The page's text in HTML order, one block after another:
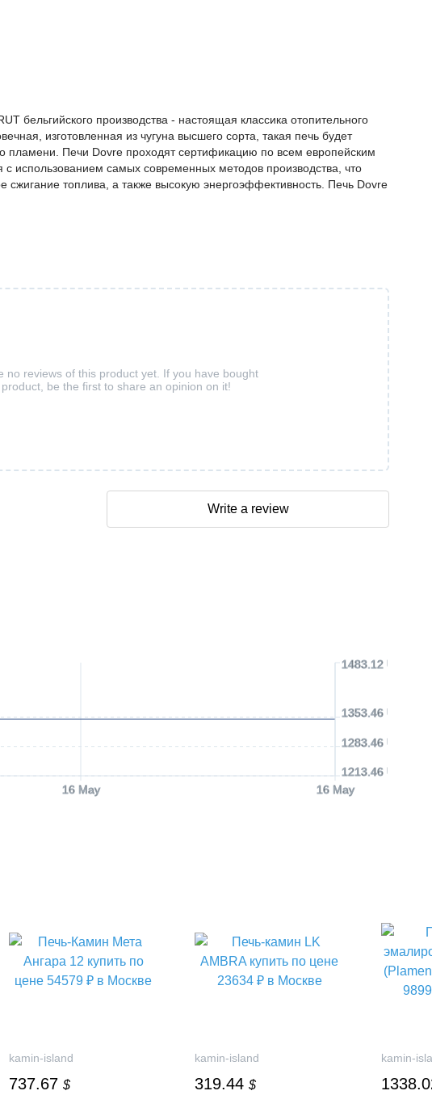
16 May 16 May
1213.46 USD
1283.46 USD
1353.46 USD
1483.12 USD
бельгийского производства - настоящая классика отопительного
изготовленная из чугуна высшего сорта, такая печь будет
пламени. Печи Dovre проходят сертификацию по всем европейским
с использованием самых современных методов производства, что
сжигание топлива, а также высокую энергоэффективность. Печь Dovre
no reviews of this product yet. If you have bought
be the first to share an opinion on it!
Write a review
kamin-island
737.67 $
kamin-island
319.44 $
kamin-